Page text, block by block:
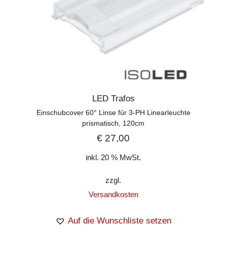
LED Trafos
Einschubcover 60° Linse für 3-PH Linearleuchte
prismatisch, 120cm
€ 27,00
inkl. 20 % MwSt.
zzgl.
Versandkosten
Auf die Wunschliste setzen